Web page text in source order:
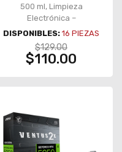
500 ml, Limpieza
Electrónica –
7503018454344
DISPONIBLES: 16 PIEZAS
$129.00
$110.00